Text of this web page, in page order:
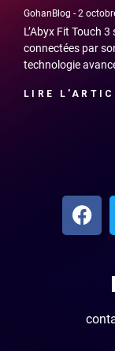
GohanBlog 2
L’Abyx Fit Touch
connectées par
technologie
LIRE